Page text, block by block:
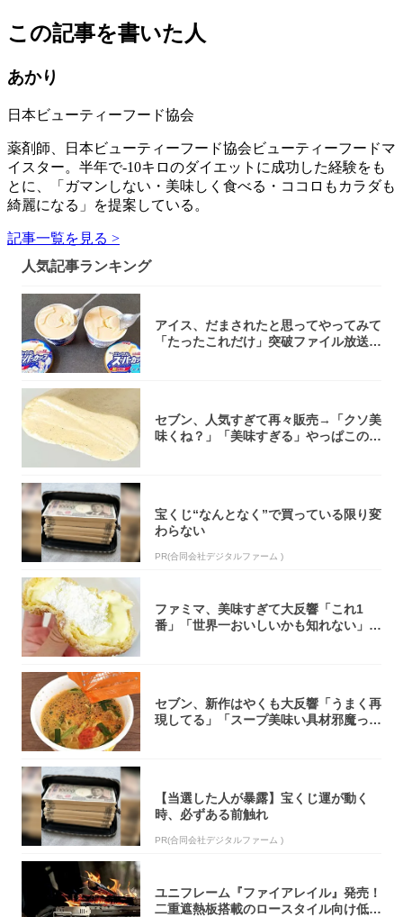
この記事を書いた人
あかり
日本ビューティーフード協会
薬剤師、日本ビューティーフード協会ビューティーフードマ
イスター。半年で-10キロのダイエットに成功した経験をも
とに、「ガマンしない・美味しく食べる・ココロもカラダも
綺麗になる」を提案している。
記事一覧を見る >
人気記事ランキング
アイス、だまされたと思ってやってみて
「たったこれだけ」突破ファイル放送で
セブン、人気すぎて再々販売→「クソ美
味くね？」「美味すぎる」やっぱこのク
宝くじ“なんとなく”で買っている限り変
わらない
PR(合同会社デジタルファーム )
ファミマ、美味すぎて大反響「これ1
番」「世界一おいしいかも知れない」
セブン、新作はやくも大反響「うまく再
現してる」「スープ美味い具材邪魔って
【当選した人が暴露】宝くじ運が動く
時、必ずある前触れ
PR(合同会社デジタルファーム )
ユニフレーム『ファイアレイル』発売！
二重遮熱板搭載のロースタイル向け低型